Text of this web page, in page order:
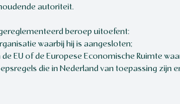
autoriteit.
beroep uitoefent:
waarbij hij is aangesloten;
EU of de Europese Economische Ruimte
die in Nederland van toepassing zijn